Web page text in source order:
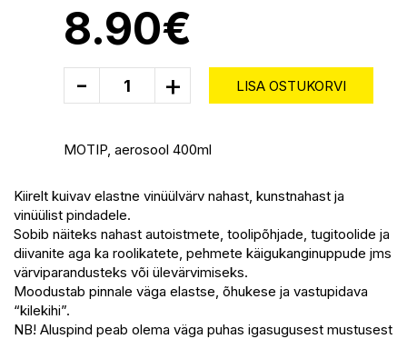
8.90€
- + LISA OSTUKORVI
MOTIP, aerosool 400ml
Kiirelt kuivav elastne vinüülvärv nahast, kunstnahast ja
vinüülist pindadele.
Sobib näiteks nahast autoistmete, toolipõhjade, tugitoolide ja
diivanite aga ka roolikatete, pehmete käigukanginuppude jms
värviparandusteks või ülevärvimiseks.
Moodustab pinnale väga elastse, õhukese ja vastupidava
“kilekihi”.
NB! Aluspind peab olema väga puhas igasugusest mustusest